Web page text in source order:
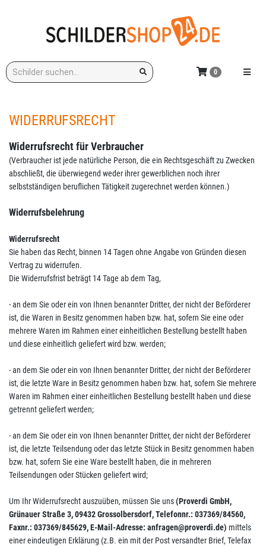
Stichwort: Menü
0
WIDERRUFSRECHT
Widerrufsrecht für Verbraucher
(Verbraucher ist jede natürliche Person, die ein Rechtsgeschäft zu Zwecken
abschließt, die überwiegend weder ihrer gewerblichen noch ihrer
selbstständigen beruflichen Tätigkeit zugerechnet werden können.)
Widerrufsbelehrung
Widerrufsrecht
Sie haben das Recht, binnen 14 Tagen ohne Angabe von Gründen diesen
Vertrag zu widerrufen.
Die Widerrufsfrist beträgt 14 Tage ab dem Tag,
- an dem Sie oder ein von Ihnen benannter Dritter, der nicht der Beförderer
ist, die Waren in Besitz genommen haben bzw. hat, sofern Sie eine oder
mehrere Waren im Rahmen einer einheitlichen Bestellung bestellt haben
und diese einheitlich geliefert wird bzw. werden;
- an dem Sie oder ein von Ihnen benannter Dritter, der nicht der Beförderer
ist, die letzte Ware in Besitz genommen haben bzw. hat, sofern Sie mehrere
Waren im Rahmen einer einheitlichen Bestellung bestellt haben und diese
getrennt geliefert werden;
- an dem Sie oder ein von Ihnen benannter Dritter, der nicht der Beförderer
ist, die letzte Teilsendung oder das letzte Stück in Besitz genommen haben
bzw. hat, sofern Sie eine Ware bestellt haben, die in mehreren
Teilsendungen oder Stücken geliefert wird;
Um Ihr Widerrufsrecht auszuüben, müssen Sie uns(Proverdi GmbH,
Grünauer Straße 3, 09432 Grossolbersdorf, Telefonnr.: 037369/84560,
Faxnr.: 037369/845629, E-Mail-Adresse: anfragen@proverdi.de) mittels
einer eindeutigen Erklärung (z.B. ein mit der Post versandter Brief, Telefax